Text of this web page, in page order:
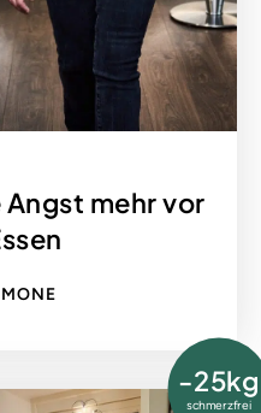
mehr vor
-25kg
schmerzfrei